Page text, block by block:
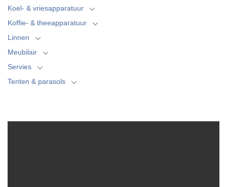
Koel- & vriesapparatuur
Koffie- & theeapparatuur
Linnen
Meubilair
Servies
Tenten & parasols